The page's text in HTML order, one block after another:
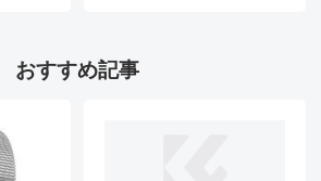
おすすめ記事